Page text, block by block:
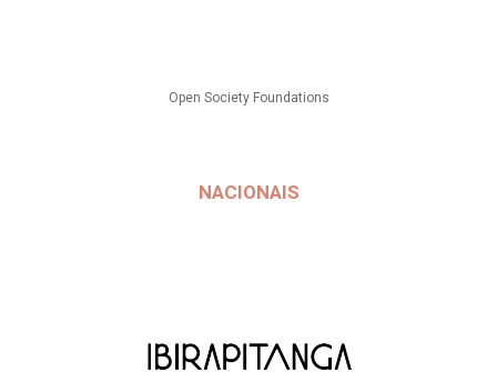
Open Society Foundations
NACIONAIS